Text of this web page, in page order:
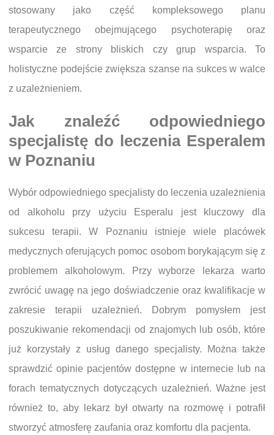
stosowany jako część kompleksowego planu
terapeutycznego obejmującego psychoterapię oraz
wsparcie ze strony bliskich czy grup wsparcia. To
holistyczne podejście zwiększa szanse na sukces w walce
z uzależnieniem.
Jak znaleźć odpowiedniego
specjalistę do leczenia Esperalem
w Poznaniu
Wybór odpowiedniego specjalisty do leczenia uzależnienia
od alkoholu przy użyciu Esperalu jest kluczowy dla
sukcesu terapii. W Poznaniu istnieje wiele placówek
medycznych oferujących pomoc osobom borykającym się z
problemem alkoholowym. Przy wyborze lekarza warto
zwrócić uwagę na jego doświadczenie oraz kwalifikacje w
zakresie terapii uzależnień. Dobrym pomysłem jest
poszukiwanie rekomendacji od znajomych lub osób, które
już korzystały z usług danego specjalisty. Można także
sprawdzić opinie pacjentów dostępne w internecie lub na
forach tematycznych dotyczących uzależnień. Ważne jest
również to, aby lekarz był otwarty na rozmowę i potrafił
stworzyć atmosferę zaufania oraz komfortu dla pacjenta.